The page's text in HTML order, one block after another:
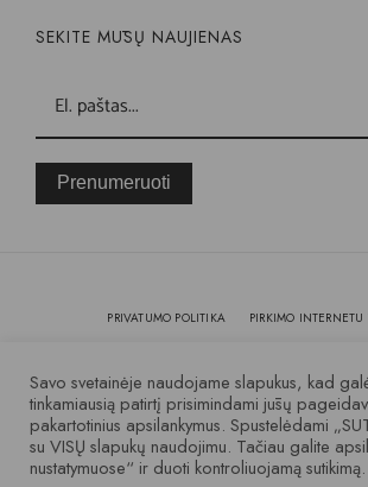
SEKITE MŪSŲ NAUJIENAS
Prenumeruoti
© 2007 – 2025 Visos teisės
PRIVATUMO POLITIKA
PIRKIMO INTERNETU
Savo svetainėje naudojame slapukus, kad
tinkamiausią patirtį prisimindami jūsų
pakartotinius apsilankymus. Spustelėdami
su VISŲ slapukų naudojimu. Tačiau galite
nustatymuose“ ir duoti kontroliuojamą sutikimą.